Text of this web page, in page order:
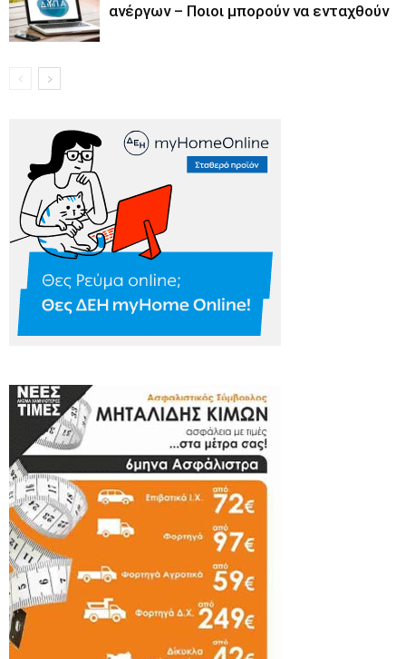
ανέργων – Ποιοι μπορούν να ενταχθούν